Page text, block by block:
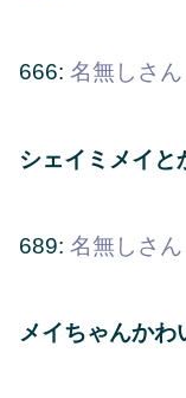
666: 名無しさん
シェイミメイと
689: 名無しさん
メイちゃんかわ